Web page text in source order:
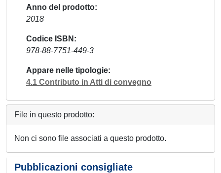
Anno del prodotto
2018
Codice ISBN
978-88-7751-449-3
Appare nelle tipologie
4.1 Contributo in Atti di convegno
File in questo prodotto:
Non ci sono file associati a questo prodotto.
Pubblicazioni consigliate